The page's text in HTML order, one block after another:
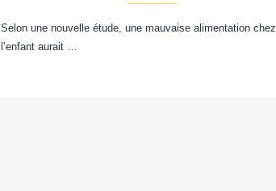
Selon une nouvelle étude, une mauvaise alimentation chez
l’enfant aurait …